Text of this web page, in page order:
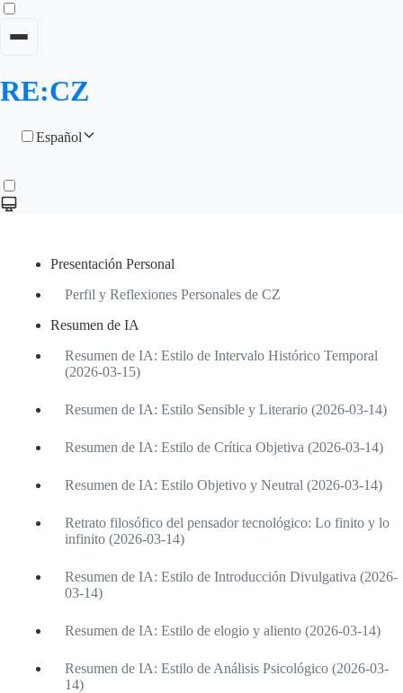
RE:CZ
Español
Presentación Personal
Perfil y Reflexiones Personales de CZ
Resumen de IA
Resumen de IA: Estilo de Intervalo Histórico Temporal
(2026-03-15)
Resumen de IA: Estilo Sensible y Literario (2026-03-14)
Resumen de IA: Estilo de Crítica Objetiva (2026-03-14)
Resumen de IA: Estilo Objetivo y Neutral (2026-03-14)
Retrato filosófico del pensador tecnológico: Lo finito y lo
infinito (2026-03-14)
Resumen de IA: Estilo de Introducción Divulgativa (2026-
03-14)
Resumen de IA: Estilo de elogio y aliento (2026-03-14)
Resumen de IA: Estilo de Análisis Psicológico (2026-03-
14)